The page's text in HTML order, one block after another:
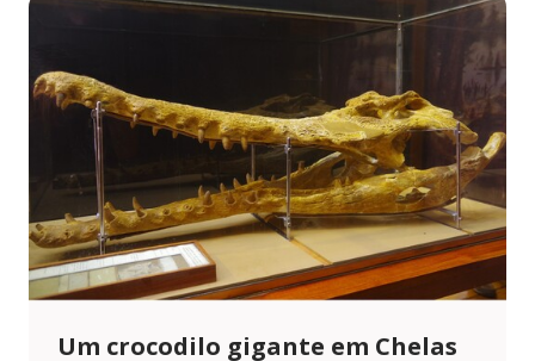
Um crocodilo gigante em Chelas